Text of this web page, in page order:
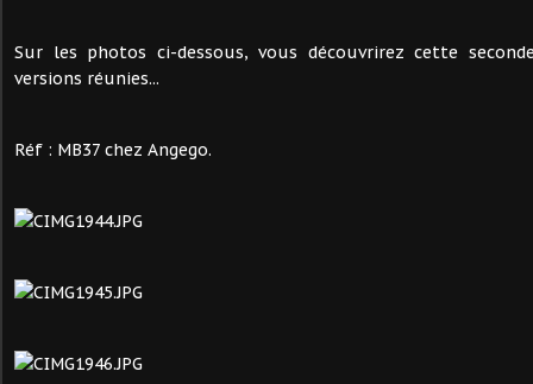
Sur les photos ci-dessous, vous découvrirez cette
versions réunies...
Réf : MB37 chez Angego.